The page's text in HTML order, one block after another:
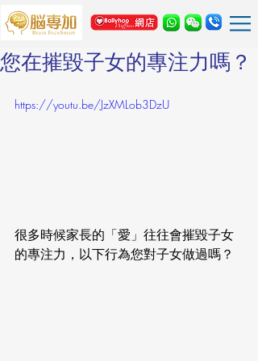
您在摧毀子女的專注力嗎？
https://youtu.be/JzXMLob3DzU
很多時候家長的「愛」往往會摧毀子女
的專注力，以下行為您對子女做過嗎？